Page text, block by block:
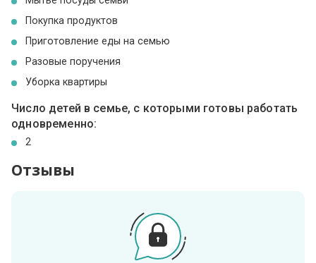
Покупка продуктов
Приготовление еды на семью
Разовые поручения
Уборка квартиры
Число детей в семье, с которыми готовы работать
одновременно:
2
Отзывы